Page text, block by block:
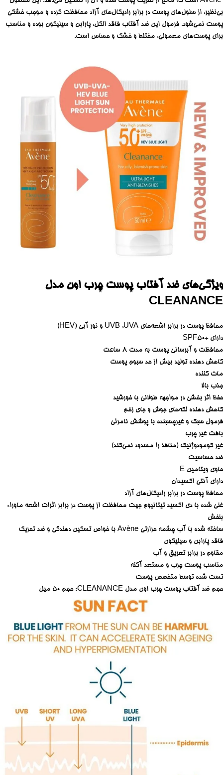
بی‌نظیر، از سلول‌های پوست در برابر رادیکال‌های آزاد محافظت کرده و موجب خشکی
پوست نمی‌شود. فرمول این ضد آفتاب فاقد الکل، پارابن و سیلیکون بوده و مناسب
برای پوست‌های معمولی، مختلط و خشک و حساس است.
ویژگی‌های ضد آفتاب پوست چرب اون مدل
CLEANANCE
محافظ پوست در برابر اشعه‌های UVB ،UVA و نور آبی (HEV)
دارای +SPF50
محافظت و آبرسانی پوست به مدت ۸ ساعت
کاهش دهنده تولید بیش از حد سبوم پوست
مات کننده
جذب بالا
حفظ اثر بخشی در مواجهه طولانی با خورشید
کاهش دهنده لکه‌های جوش و جای زخم
فرمول سبک و غیرچسبنده با پوشش نامرئی
بافت غیر چرب
غیر کومودوژنیک (منافذ را مسدود نمی‌کند)
ضد حساسیت
حاوی ویتامین E
دارای آنتی اکسیدان
محافظ پوست در برابر رادیکال‌های آزاد
غنی شده با دی اکسید تیتانیوم جهت محافظت از پوست در برابر اثرات اشعه ماوراء
بنفش
ساخته شده با آب چشمه حرارتی Avène با خواص تسکین دهندگی و ضد تحریک
فاقد پارابن و سیلیکون
مقاوم در برابر تعریق و آب
مناسب پوست چرب و مستعد آکنه
تست شده توسط متخصص پوست
حجم ضد آفتاب پوست چرب اون مدل CLEANANCE: حجم 50 میل